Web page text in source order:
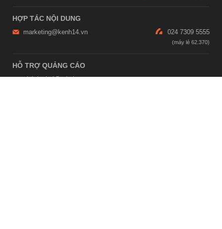
HỢP TÁC NỘI DUNG
marketing@kenh14.vn 024 7309 5555
HỖ TRỢ QUẢNG CÁO
giaitrixahoi@admicro.vn